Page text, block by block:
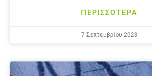
ΠΕΡΙΣΣΟΤΕΡΑ
7 Σεπτεμβρίου 2023